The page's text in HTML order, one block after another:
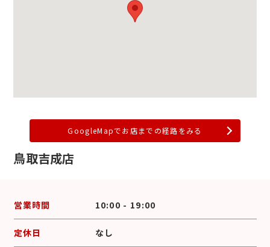
GoogleMapでお店までの経路をみる
鳥取吉成店
営業時間 10:00 - 19:00
定休日 なし